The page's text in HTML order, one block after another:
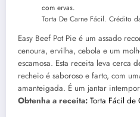
Torta De Carne Fácil. Crédito
Easy Beef Pot Pie é um assado
cenoura, ervilha, cebola e um
escamosa. Esta receita leva cerca
recheio é saboroso e farto, com
amanteigada. É um jantar
Obtenha a receita: Torta Fácil de